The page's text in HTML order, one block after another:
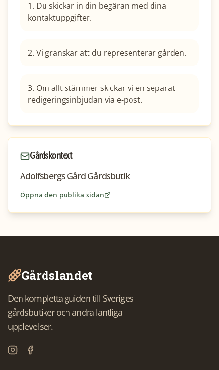
1. Du skickar in din begäran med dina
kontaktuppgifter.
2. Vi granskar att du representerar gården.
3. Om allt stämmer skickar vi en separat
redigeringsinbjudan via e-post.
Gårdskontext
Adolfsbergs Gård Gårdsbutik
Öppna den publika sidan
Gårdslandet
Den kompletta guiden till Sveriges
gårdsbutiker och andra lantliga
upplevelser.